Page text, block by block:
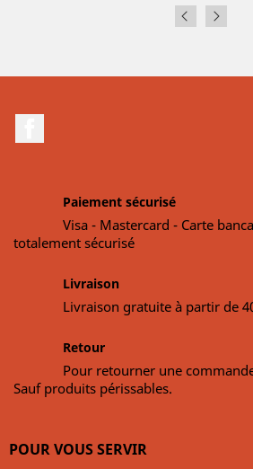
Paiement sécurisé
Visa - Mastercard - Carte
totalement sécurisé
Livraison
Livraison gratuite à partir de
Retour
Pour retourner une
Sauf produits périssables.
POUR VOUS SERVIR